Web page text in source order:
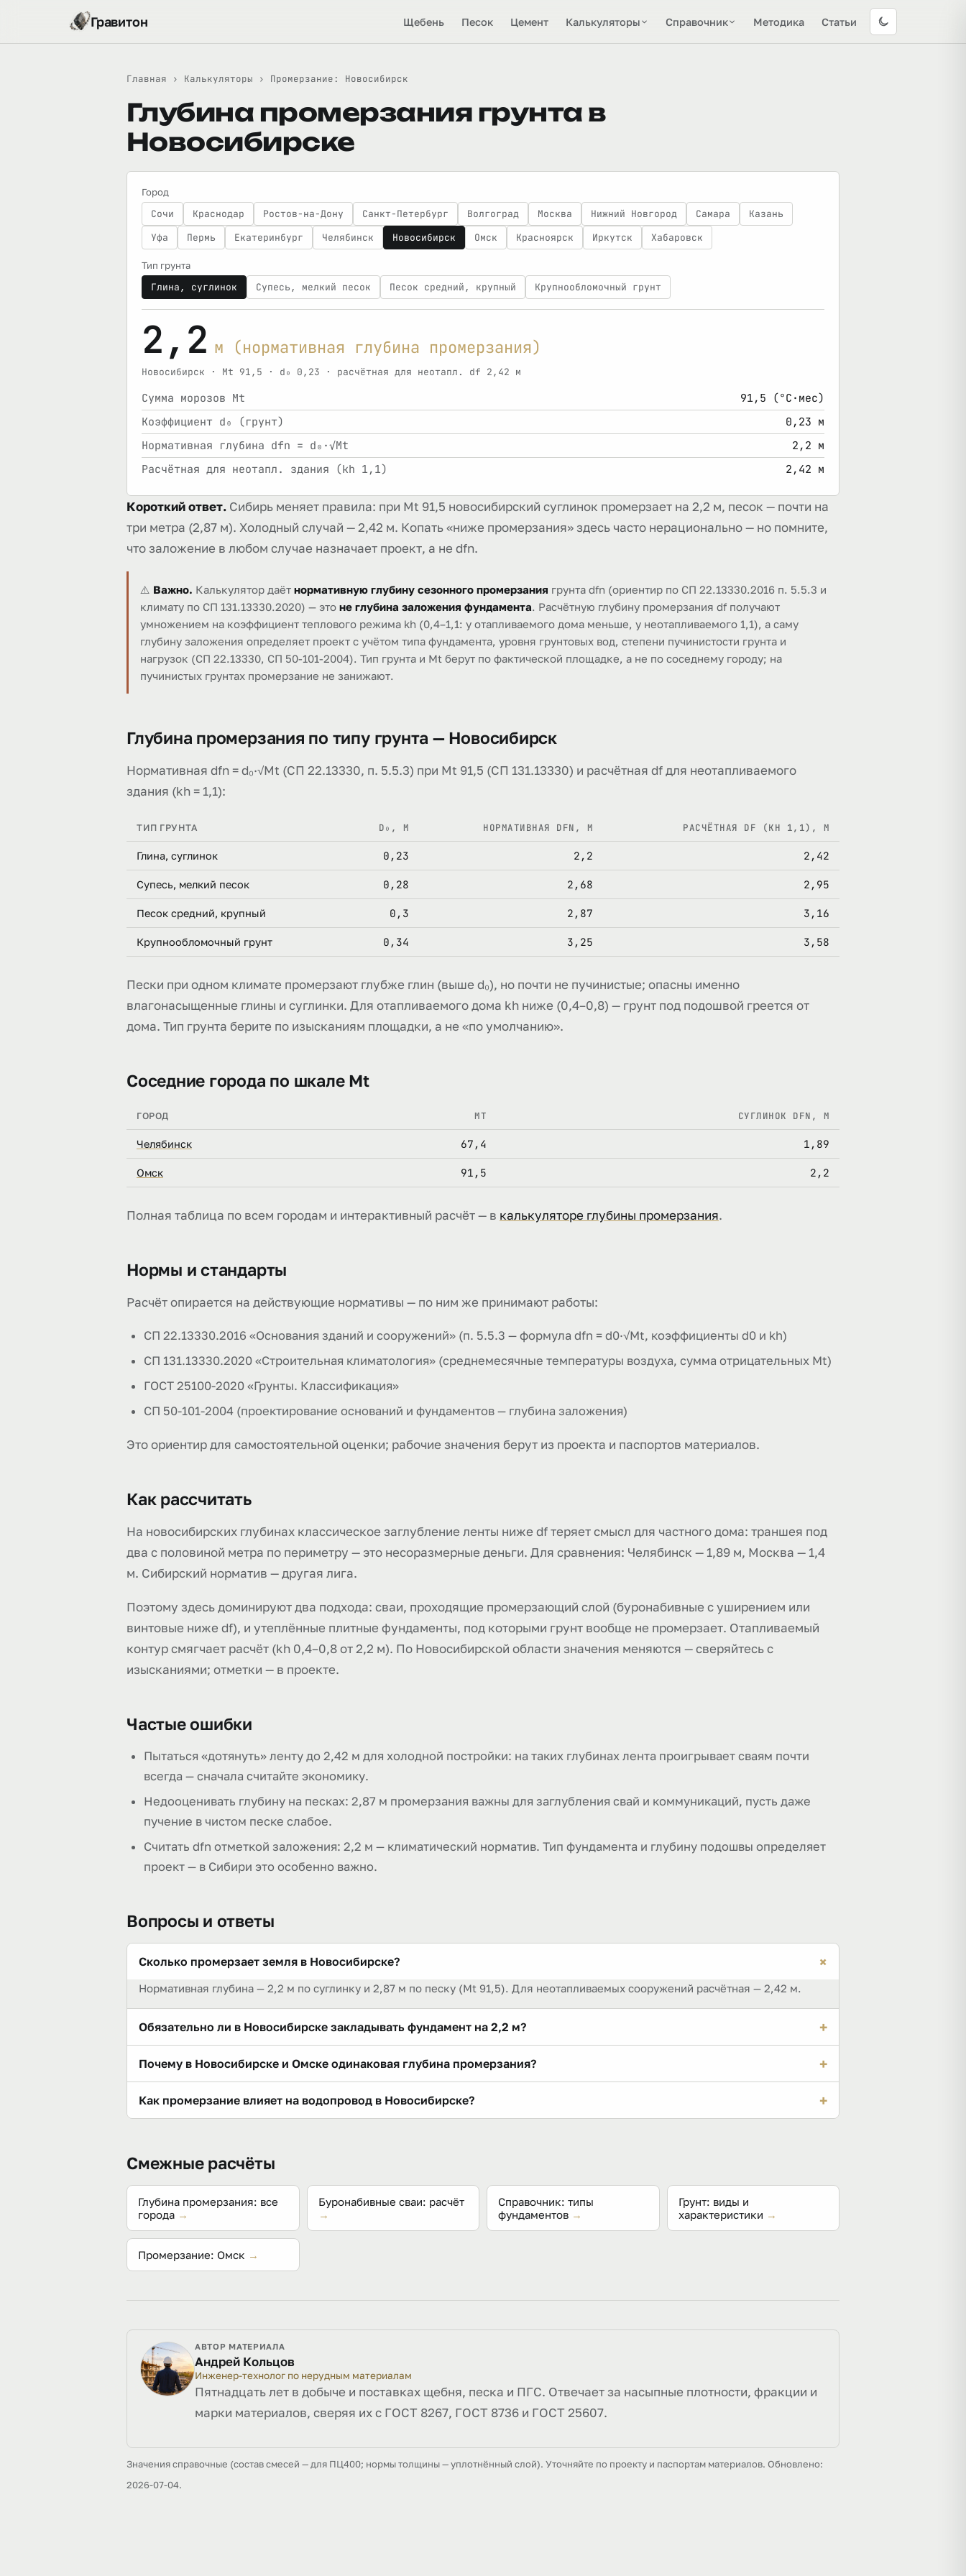
Гравитон Щебень Песок Цемент Калькуляторы Справочник Методика Статьи
Главная › Калькуляторы › Промерзание: Новосибирск
Глубина промерзания грунта в
Новосибирске
Город
Сочи Краснодар Ростов-на-Дону Санкт-Петербург Волгоград Москва Нижний Новгород Самара
Казань
Уфа
Пермь Екатеринбург Челябинск Новосибирск Омск Красноярск Иркутск Хабаровск
Тип грунта
Глина, суглинок Супесь, мелкий песок Песок средний, крупный Крупнообломочный грунт
2,2 м (нормативная глубина промерзания)
Новосибирск · Mt 91,5 · d₀ 0,23 · расчётная для неотапл. df 2,42 м
Сумма морозов Mt
91,5 (°C·мес)
Коэффициент d₀ (грунт)
0,23 м
Нормативная глубина dfn = d₀·√Mt
2,2 м
Расчётная для неотапл. здания (kh 1,1)
2,42 м
Короткий ответ. Сибирь меняет правила: при Mt 91,5 новосибирский суглинок промерзает на 2,2 м, песок — почти на
три метра (2,87 м). Холодный случай — 2,42 м. Копать «ниже промерзания» здесь часто нерационально — но помните,
что заложение в любом случае назначает проект, а не dfn.
⚠️ Важно. Калькулятор даёт нормативную глубину сезонного промерзания грунта dfn (ориентир по СП 22.13330.2016 п. 5.5.3 и
климату по СП 131.13330.2020) — это не глубина заложения фундамента. Расчётную глубину промерзания df получают
умножением на коэффициент теплового режима kh (0,4–1,1: у отапливаемого дома меньше, у неотапливаемого 1,1), а саму
глубину заложения определяет проект с учётом типа фундамента, уровня грунтовых вод, степени пучинистости грунта и
нагрузок (СП 22.13330, СП 50-101-2004). Тип грунта и Mt берут по фактической площадке, а не по соседнему городу; на
пучинистых грунтах промерзание не занижают.
Глубина промерзания по типу грунта — Новосибирск
Нормативная dfn = d₀·√Mt (СП 22.13330, п. 5.5.3) при Mt 91,5 (СП 131.13330) и расчётная df для неотапливаемого
здания (kh = 1,1):
ТИП ГРУНТА D₀, М НОРМАТИВНАЯ DFN, М РАСЧЁТНАЯ DF (KH 1,1), М
Глина, суглинок 0,23 2,2 2,42
Супесь, мелкий песок 0,28 2,68 2,95
Песок средний, крупный 0,3 2,87 3,16
Крупнообломочный грунт 0,34 3,25 3,58
Пески при одном климате промерзают глубже глин (выше d₀), но почти не пучинистые; опасны именно
влагонасыщенные глины и суглинки. Для отапливаемого дома kh ниже (0,4–0,8) — грунт под подошвой греется от
дома. Тип грунта берите по изысканиям площадки, а не «по умолчанию».
Соседние города по шкале Mt
ГОРОД MT СУГЛИНОК DFN, М
Челябинск 67,4 1,89
Омск 91,5 2,2
Полная таблица по всем городам и интерактивный расчёт — в калькуляторе глубины промерзания.
Нормы и стандарты
Расчёт опирается на действующие нормативы — по ним же принимают работы:
СП 22.13330.2016 «Основания зданий и сооружений» (п. 5.5.3 — формула dfn = d0·√Mt, коэффициенты d0 и kh)
СП 131.13330.2020 «Строительная климатология» (среднемесячные температуры воздуха, сумма отрицательных Mt)
ГОСТ 25100-2020 «Грунты. Классификация»
СП 50-101-2004 (проектирование оснований и фундаментов — глубина заложения)
Это ориентир для самостоятельной оценки; рабочие значения берут из проекта и паспортов материалов.
Как рассчитать
На новосибирских глубинах классическое заглубление ленты ниже df теряет смысл для частного дома: траншея под
два с половиной метра по периметру — это несоразмерные деньги. Для сравнения: Челябинск — 1,89 м, Москва — 1,4
м. Сибирский норматив — другая лига.
Поэтому здесь доминируют два подхода: сваи, проходящие промерзающий слой (буронабивные с уширением или
винтовые ниже df), и утеплённые плитные фундаменты, под которыми грунт вообще не промерзает. Отапливаемый
контур смягчает расчёт (kh 0,4–0,8 от 2,2 м). По Новосибирской области значения меняются — сверяйтесь с
изысканиями; отметки — в проекте.
Частые ошибки
Пытаться «дотянуть» ленту до 2,42 м для холодной постройки: на таких глубинах лента проигрывает сваям почти
всегда — сначала считайте экономику.
Недооценивать глубину на песках: 2,87 м промерзания важны для заглубления свай и коммуникаций, пусть даже
пучение в чистом песке слабое.
Считать dfn отметкой заложения: 2,2 м — климатический норматив. Тип фундамента и глубину подошвы определяет
проект — в Сибири это особенно важно.
Вопросы и ответы
Сколько промерзает земля в Новосибирске? +
Нормативная глубина — 2,2 м по суглинку и 2,87 м по песку (Mt 91,5). Для неотапливаемых сооружений расчётная — 2,42 м.
Обязательно ли в Новосибирске закладывать фундамент на 2,2 м? +
Утеплённая плита или сваи ниже df решают ту же задачу дешевле по трудозатратам. Выбор — за проектом.
Почему в Новосибирске и Омске одинаковая глубина промерзания? +
характеристик двух сибирских городов.
Как промерзание влияет на водопровод в Новосибирске? +
Смежные расчёты
Глубина промерзания: все
города →
Буронабивные сваи: расчёт
→
Справочник: типы
фундаментов →
Грунт: виды и
характеристики →
Промерзание: Омск →
АВТОР МАТЕРИАЛА
Андрей Кольцов
Инженер-технолог по нерудным материалам
Пятнадцать лет в добыче и поставках щебня, песка и ПГС. Отвечает за насыпные плотности, фракции и
марки материалов, сверяя их с ГОСТ 8267, ГОСТ 8736 и ГОСТ 25607.
Значения справочные (состав смесей — для ПЦ400; нормы толщины — уплотнённый слой). Уточняйте по проекту и паспортам материалов. Обновлено:
2026-07-04.